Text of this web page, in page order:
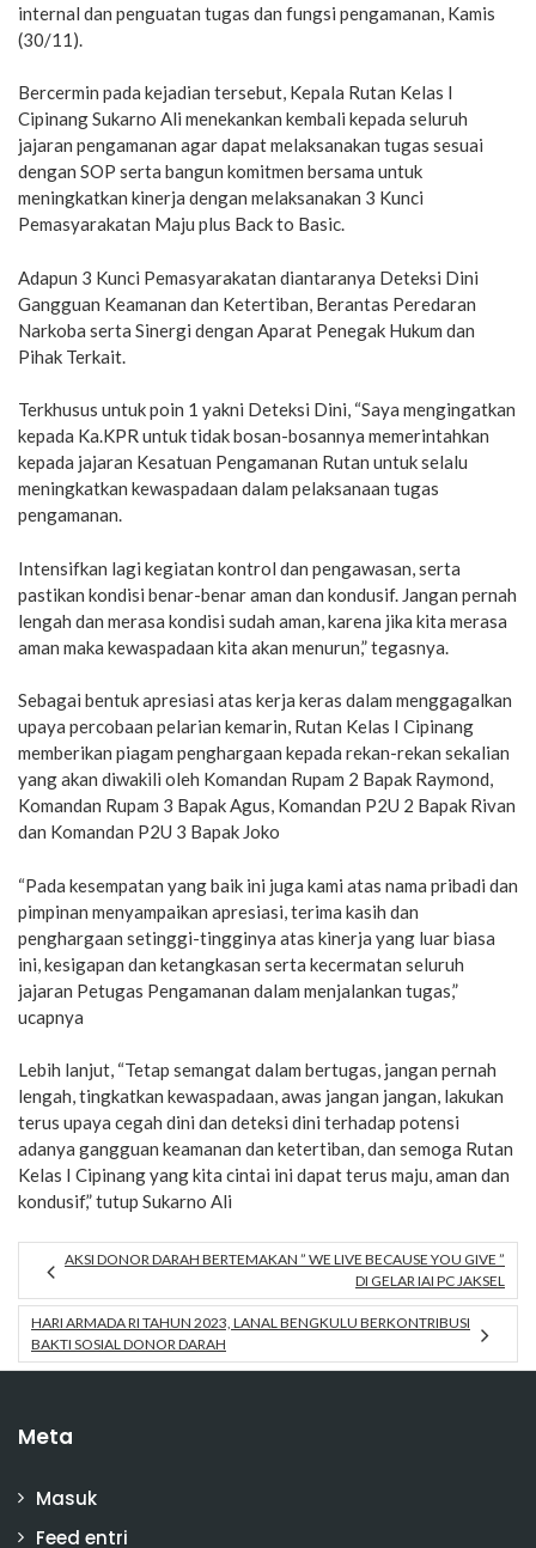
internal dan penguatan tugas dan fungsi pengamanan, Kamis
(30/11).
Bercermin pada kejadian tersebut, Kepala Rutan Kelas I
Cipinang Sukarno Ali menekankan kembali kepada seluruh
jajaran pengamanan agar dapat melaksanakan tugas sesuai
dengan SOP serta bangun komitmen bersama untuk
meningkatkan kinerja dengan melaksanakan 3 Kunci
Pemasyarakatan Maju plus Back to Basic.
Adapun 3 Kunci Pemasyarakatan diantaranya Deteksi Dini
Gangguan Keamanan dan Ketertiban, Berantas Peredaran
Narkoba serta Sinergi dengan Aparat Penegak Hukum dan
Pihak Terkait.
Terkhusus untuk poin 1 yakni Deteksi Dini, “Saya mengingatkan
kepada Ka.KPR untuk tidak bosan-bosannya memerintahkan
kepada jajaran Kesatuan Pengamanan Rutan untuk selalu
meningkatkan kewaspadaan dalam pelaksanaan tugas
pengamanan.
Intensifkan lagi kegiatan kontrol dan pengawasan, serta
pastikan kondisi benar-benar aman dan kondusif. Jangan pernah
lengah dan merasa kondisi sudah aman, karena jika kita merasa
aman maka kewaspadaan kita akan menurun,” tegasnya.
Sebagai bentuk apresiasi atas kerja keras dalam menggagalkan
upaya percobaan pelarian kemarin, Rutan Kelas I Cipinang
memberikan piagam penghargaan kepada rekan-rekan sekalian
yang akan diwakili oleh Komandan Rupam 2 Bapak Raymond,
Komandan Rupam 3 Bapak Agus, Komandan P2U 2 Bapak Rivan
dan Komandan P2U 3 Bapak Joko
“Pada kesempatan yang baik ini juga kami atas nama pribadi dan
pimpinan menyampaikan apresiasi, terima kasih dan
penghargaan setinggi-tingginya atas kinerja yang luar biasa
ini, kesigapan dan ketangkasan serta kecermatan seluruh
jajaran Petugas Pengamanan dalam menjalankan tugas,”
ucapnya
Lebih lanjut, “Tetap semangat dalam bertugas, jangan pernah
lengah, tingkatkan kewaspadaan, awas jangan jangan, lakukan
terus upaya cegah dini dan deteksi dini terhadap potensi
adanya gangguan keamanan dan ketertiban, dan semoga Rutan
Kelas I Cipinang yang kita cintai ini dapat terus maju, aman dan
kondusif,” tutup Sukarno Ali
AKSI DONOR DARAH BERTEMAKAN ” WE LIVE BECAUSE YOU GIVE ”
DI GELAR IAI PC JAKSEL
HARI ARMADA RI TAHUN 2023, LANAL BENGKULU BERKONTRIBUSI
BAKTI SOSIAL DONOR DARAH
Meta
Masuk
Feed entri